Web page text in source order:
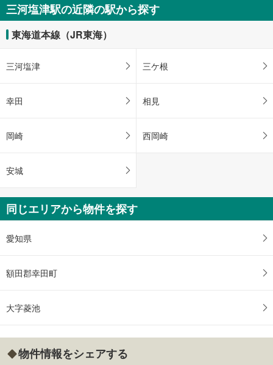
三河塩津駅の近隣の駅から探す
東海道本線（JR東海）
三河塩津 三ケ根
幸田 相見
岡崎 西岡崎
安城
同じエリアから物件を探す
愛知県
額田郡幸田町
大字菱池
物件情報をシェアする